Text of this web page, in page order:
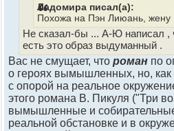
Ладомира писал(а):
Похожа на Пэн Лиюань, жену
Не сказал-бы ... А-Ю написал ,
есть это образ выдуманный .
Вас не смущает, что роман по
о героях вымышленных, но, как
с опорой на реальное
этого романа В. Пикуля ("Три
вымышленные и
реальной обстановке и в